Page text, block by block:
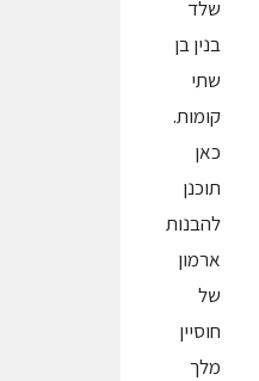
שלד
בנין בן
שתי
קומות.
כאן
תוכנן
להבנות
ארמון
של
חוסיין
מלך